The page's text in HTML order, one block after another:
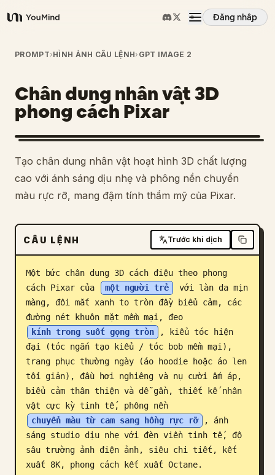
YouMind
Đăng nhập
Tổng quan
Các trường hợp sử dụng
Kỹ năng
Lời nhắc
Tải xuống
Blog
Cập nhật
PROMPT›HÌNH ẢNH CÂU LỆNH› GPT IMAGE 2
Chân dung nhân vật 3D
phong cách Pixar
Tạo chân dung nhân vật hoạt hình 3D chất lượng
cao với ánh sáng dịu nhẹ và phông nền chuyển
màu rực rỡ, mang đậm tính thẩm mỹ của Pixar.
CÂU LỆNH Trước khi dịch
Một bức chân dung 3D cách điệu theo phong
cách Pixar của
một người trẻ
với làn da mịn
màng, đôi mắt xanh to tròn đầy biểu cảm, các
đường nét khuôn mặt mềm mại, đeo
kính trong suốt gọng tròn
, kiểu tóc hiện
đại (tóc ngắn tạo kiểu / tóc bob mềm mại),
trang phục thường ngày (áo hoodie hoặc áo len
tối giản), đầu hơi nghiêng và nụ cười ấm áp,
biểu cảm thân thiện và dễ gần, thiết kế nhân
vật cực kỳ tinh tế, phông nền
chuyển màu từ cam sang hồng rực rỡ
, ánh
sáng studio dịu nhẹ với đèn viền tinh tế, độ
sâu trường ảnh điện ảnh, siêu chi tiết, kết
xuất 8K, phong cách kết xuất Octane.